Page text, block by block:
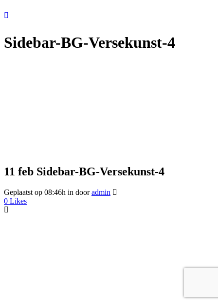
Sidebar-BG-Versekunst-4
11 feb Sidebar-BG-Versekunst-4
Geplaatst op 08:46h in dooradmin
0 Likes